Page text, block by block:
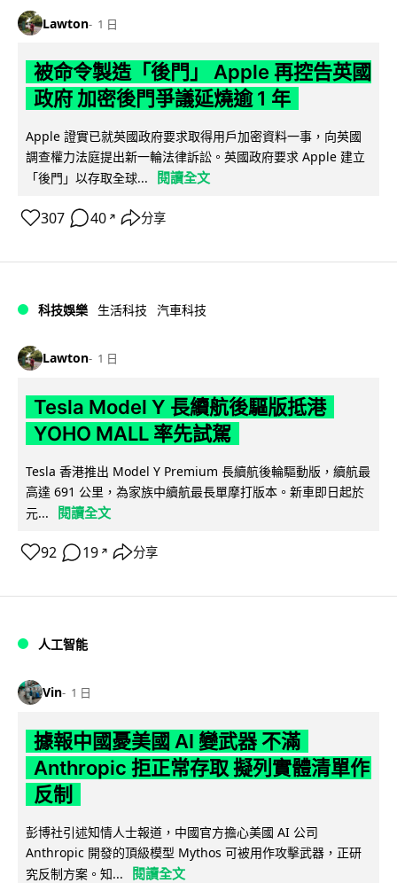
Lawton 1 日
被命令製造「後門」 Apple 再控告英國
政府 加密後門爭議延燒逾 1 年
Apple 證實已就英國政府要求取得用戶加密資料一事，向英國
調查權力法庭提出新一輪法律訴訟。英國政府要求 Apple 建立
「後門」以存取全球...
閱讀全文
307 40 ↗ 分享
科技娛樂 生活科技 汽車科技
Lawton 1 日
Tesla Model Y 長續航後驅版抵港
YOHO MALL 率先試駕
Tesla 香港推出 Model Y Premium 長續航後輪驅動版，續航最
高達 691 公里，為家族中續航最長單摩打版本。新車即日起於
元...
閱讀全文
92 19 ↗ 分享
人工智能
Vin 1 日
據報中國憂美國 AI 變武器 不滿
Anthropic 拒正常存取 擬列實體清單作
反制
彭博社引述知情人士報道，中國官方擔心美國 AI 公司
Anthropic 開發的頂級模型 Mythos 可被用作攻擊武器，正研
究反制方案。知...
閱讀全文